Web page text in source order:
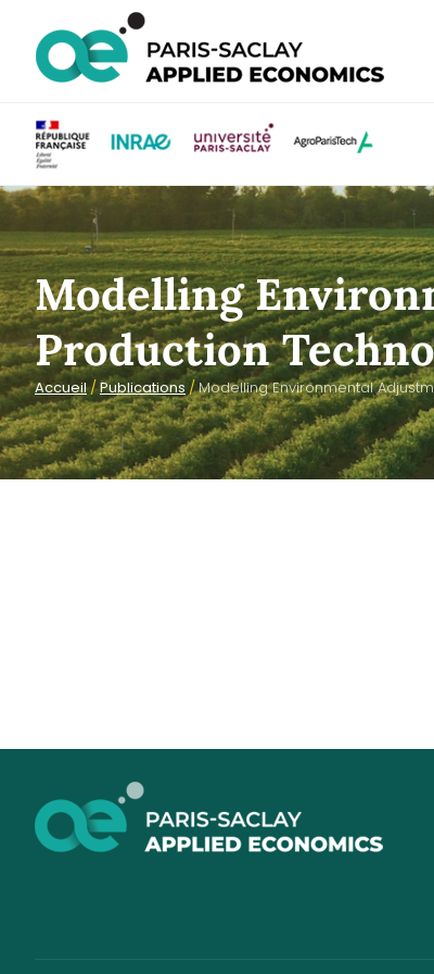
Modelling
Production
Accueil/Publications /Modelling Environmental